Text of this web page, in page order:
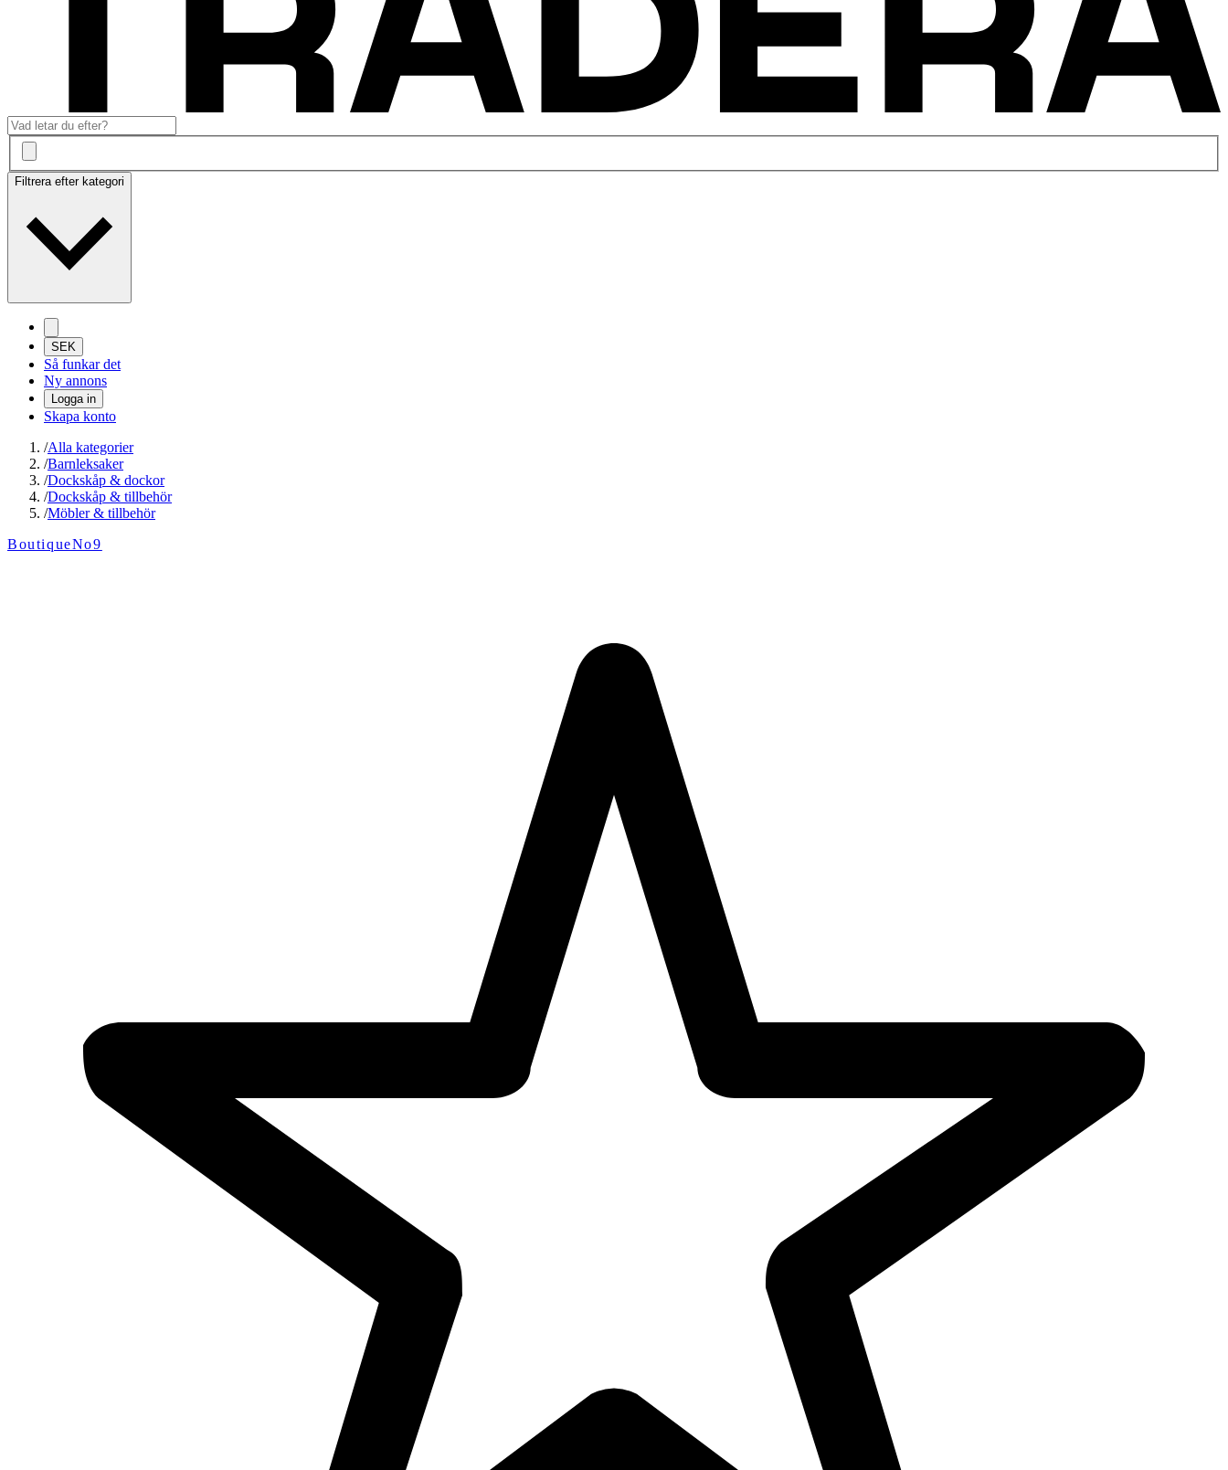
Filtrera efter kategori
SEK
Så funkar det
Ny annons
Logga in
Skapa konto
/Alla kategorier
/Barnleksaker
/Dockskåp & dockor
/Dockskåp & tillbehör
/Möbler & tillbehör
BoutiqueNo9